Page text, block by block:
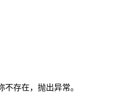
存在，抛出异常。